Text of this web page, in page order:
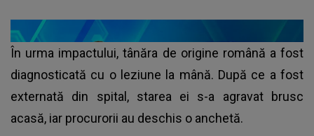
În urma impactului, tânăra de origine română a fost
diagnosticată cu o leziune la mână. După ce a fost
externată din spital, starea ei s-a agravat brusc
acasă, iar procurorii au deschis o anchetă.